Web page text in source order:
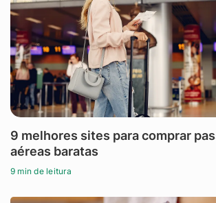
9 melhores sites para comprar
aéreas baratas
9 min de leitura